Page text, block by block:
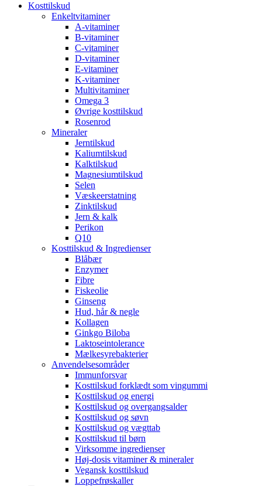
Kosttilskud
Enkeltvitaminer
A-vitaminer
B-vitaminer
C-vitaminer
D-vitaminer
E-vitaminer
K-vitaminer
Multivitaminer
Omega 3
Øvrige kosttilskud
Rosenrod
Mineraler
Jerntilskud
Kaliumtilskud
Kalktilskud
Magnesiumtilskud
Selen
Væskeerstatning
Zinktilskud
Jern & kalk
Perikon
Q10
Kosttilskud & Ingredienser
Blåbær
Enzymer
Fibre
Fiskeolie
Ginseng
Hud, hår & negle
Kollagen
Ginkgo Biloba
Laktoseintolerance
Mælkesyrebakterier
Anvendelsesområder
Immunforsvar
Kosttilskud forklædt som vingummi
Kosttilskud og energi
Kosttilskud og overgangsalder
Kosttilskud og søvn
Kosttilskud og vægttab
Kosttilskud til børn
Virksomme ingredienser
Høj-dosis vitaminer & mineraler
Vegansk kosttilskud
Loppefrøskaller